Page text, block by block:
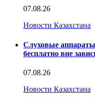
07.08.26
Новости Казахстана
Слуховые
бесплатно вне
07.08.26
Новости Казахстана